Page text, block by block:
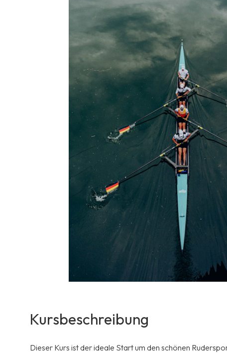
Kursbeschreibung
Dieser Kurs ist der ideale Start um den schönen